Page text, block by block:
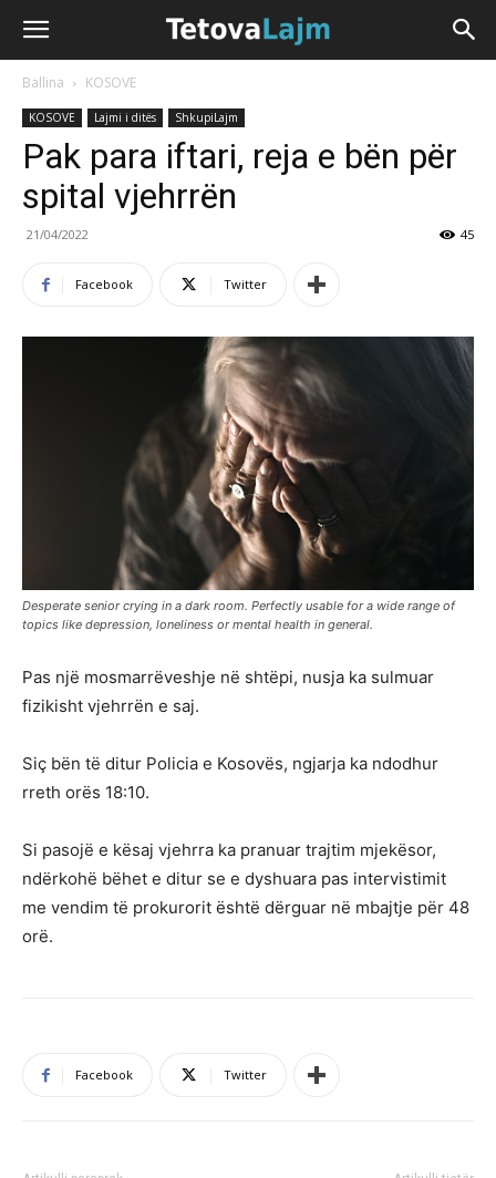
Ballina KOSOVE
KOSOVE Lajmi i ditës ShkupiLajm
Pak para iftari, reja e bën për
spital vjehrrën
21/04/2022 45
Facebook Twitter
Desperate senior crying in a dark room. Perfectly usable for a wide range of
topics like depression, loneliness or mental health in general.
Pas një mosmarrëveshje në shtëpi, nusja ka sulmuar
fizikisht vjehrrën e saj.
Siç bën të ditur Policia e Kosovës, ngjarja ka ndodhur
rreth orës 18:10.
Si pasojë e kësaj vjehrra ka pranuar trajtim mjekësor,
ndërkohë bëhet e ditur se e dyshuara pas intervistimit
me vendim të prokurorit është dërguar në mbajtje për 48
orë.
Facebook Twitter